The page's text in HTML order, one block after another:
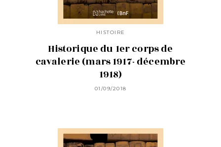
HISTOIRE
Historique du 1er corps de
cavalerie (mars 1917- décembre
1918)
01/09/2018